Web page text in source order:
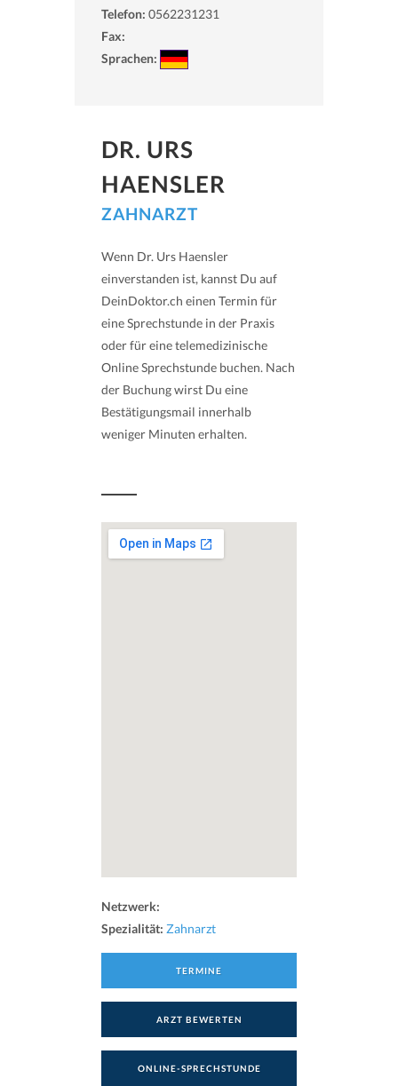
Telefon: 0562231231
Fax:
Sprachen:
DR. URS
HAENSLER
ZAHNARZT
Wenn Dr. Urs Haensler
einverstanden ist, kannst Du auf
DeinDoktor.ch einen Termin für
eine Sprechstunde in der Praxis
oder für eine telemedizinische
Online Sprechstunde buchen. Nach
der Buchung wirst Du eine
Bestätigungsmail innerhalb
weniger Minuten erhalten.
Netzwerk:
Spezialität: Zahnarzt
TERMINE
ARZT BEWERTEN
ONLINE-SPRECHSTUNDE